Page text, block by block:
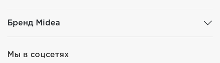
Бренд Midea
Мы в соцсетях